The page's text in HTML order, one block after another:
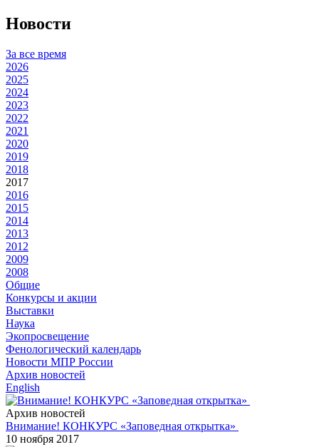
Новости
За все время
2026
2025
2024
2023
2022
2021
2020
2019
2018
2017
2016
2015
2014
2013
2012
2009
2008
Общие
Конкурсы и акции
Выставки
Наука
Экопросвещение
Фенологический календарь
Новости МПР России
Архив новостей
English
Архив новостей
Внимание! КОНКУРС «Заповедная открытка»
10 ноября 2017